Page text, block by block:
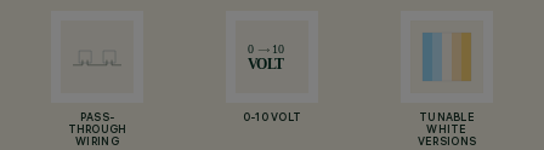
PASS-
THROUGH
WIRING
0-10 VOLT
TUNABLE
WHITE
VERSIONS